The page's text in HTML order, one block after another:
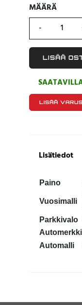
MÄÄRÄ
MÄÄRÄ
LISÄÄ
LISÄÄ
Lisätiedot
Paino
Vuosimalli
Parkkivalo
Automerkki
Automalli